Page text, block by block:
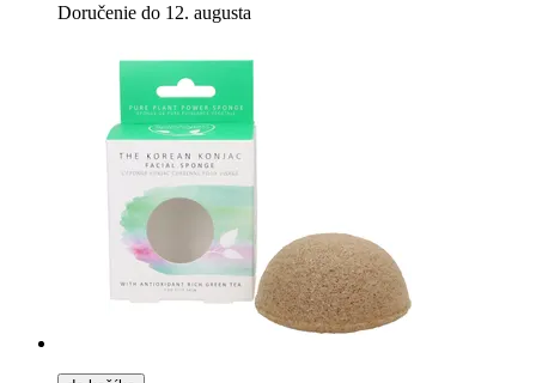
Doručenie do 12. augusta